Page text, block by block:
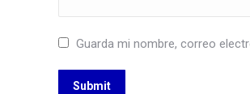
Guarda mi nombre, correo